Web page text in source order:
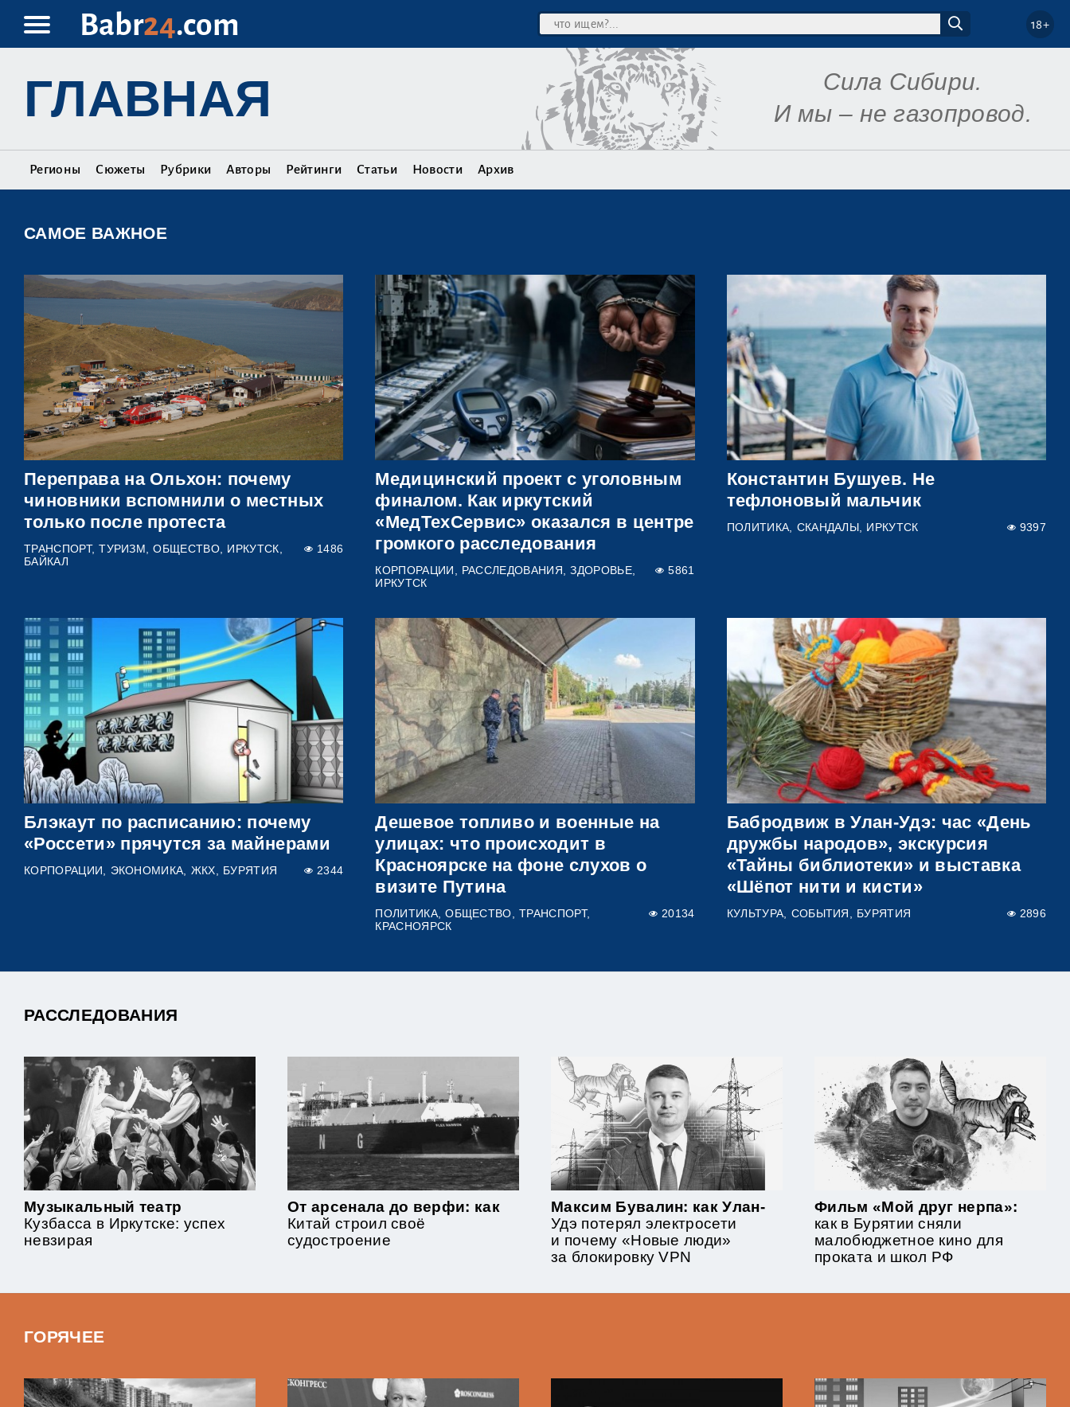
Babr24.com 18+
Сила Сибири.
И мы – не газопровод.
ГЛАВНАЯ
Регионы Сюжеты Рубрики Авторы Рейтинги Статьи Новости Архив
САМОЕ ВАЖНОЕ
Переправа на Ольхон: почему
чиновники вспомнили о местных
только после протеста
ТРАНСПОРТ ТУРИЗМ ОБЩЕСТВО
ИРКУТСК
БАЙКАЛ
1486
Медицинский проект с уголовным
финалом. Как иркутский
«МедТехСервис» оказался в центре
громкого расследования
КОРПОРАЦИИ РАССЛЕДОВАНИЯ
ЗДОРОВЬЕ
ИРКУТСК
5861
Константин Бушуев. Не
тефлоновый мальчик
ПОЛИТИКА СКАНДАЛЫ ИРКУТСК 9397
Блэкаут по расписанию: почему
«Россети» прячутся за майнерами
КОРПОРАЦИИ ЭКОНОМИКА ЖКХ БУРЯТИЯ 2344
Дешевое топливо и военные на
улицах: что происходит в
Красноярске на фоне слухов о
визите Путина
ПОЛИТИКА ОБЩЕСТВО
ТРАНСПОРТ
КРАСНОЯРСК
20134
Бабродвиж в Улан-Удэ: час «День
дружбы народов», экскурсия
«Тайны библиотеки» и выставка
«Шёпот нити и кисти»
КУЛЬТУРА СОБЫТИЯ БУРЯТИЯ 2896
РАССЛЕДОВАНИЯ
Музыкальный театр
Кузбасса в Иркутске: успех
невзирая
От арсенала до верфи: как
Китай строил своё
судостроение
Максим Бувалин: как Улан-
Удэ потерял электросети
и почему «Новые люди»
за блокировку VPN
Фильм «Мой друг нерпа»:
как в Бурятии сняли
малобюджетное кино для
проката и школ РФ
ГОРЯЧЕЕ